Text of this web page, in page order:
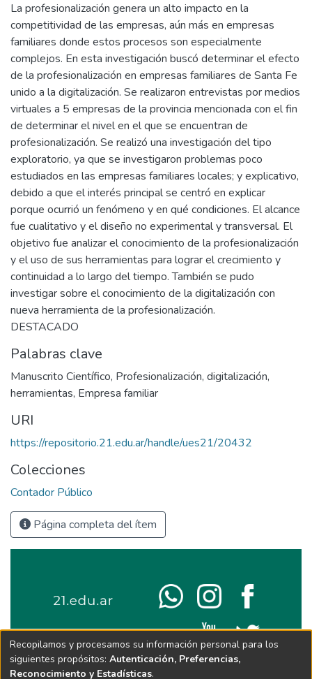
La profesionalización genera un alto impacto en la
competitividad de las empresas, aún más en empresas
familiares donde estos procesos son especialmente
complejos. En esta investigación buscó determinar el efecto
de la profesionalización en empresas familiares de Santa Fe
unido a la digitalización. Se realizaron entrevistas por medios
virtuales a 5 empresas de la provincia mencionada con el fin
de determinar el nivel en el que se encuentran de
profesionalización. Se realizó una investigación del tipo
exploratorio, ya que se investigaron problemas poco
estudiados en las empresas familiares locales; y explicativo,
debido a que el interés principal se centró en explicar
porque ocurrió un fenómeno y en qué condiciones. El alcance
fue cualitativo y el diseño no experimental y transversal. El
objetivo fue analizar el conocimiento de la profesionalización
y el uso de sus herramientas para lograr el crecimiento y
continuidad a lo largo del tiempo. También se pudo
investigar sobre el conocimiento de la digitalización con
nueva herramienta de la profesionalización.
DESTACADO
Palabras clave
Manuscrito Científico, Profesionalización, digitalización,
herramientas, Empresa familiar
URI
https://repositorio.21.edu.ar/handle/ues21/20432
Colecciones
Contador Público
Página completa del ítem
Recopilamos y procesamos su información personal para los
siguientes propósitos: Autenticación, Preferencias,
Reconocimiento y Estadísticas.